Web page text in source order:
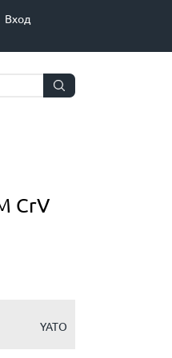
Вход
CrV
YATO